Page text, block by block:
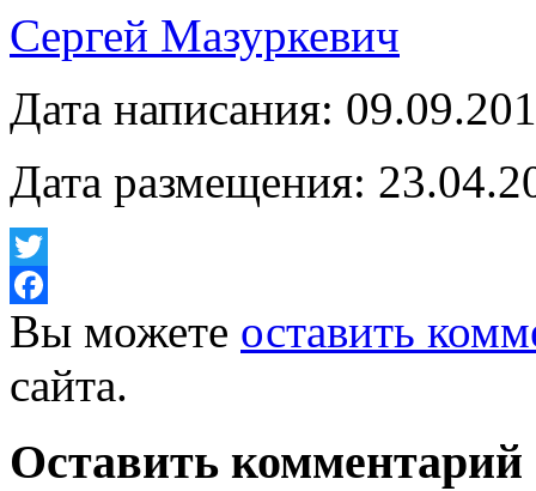
Сергей Мазуркевич
Дата написания:
Дата размещения:
Twitter
Facebook
Вы можете оставить
сайта.
Оставить комментарий